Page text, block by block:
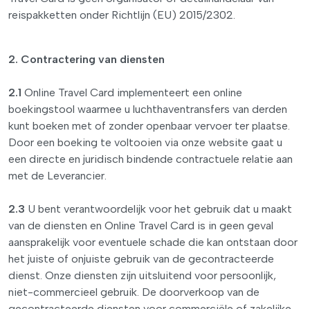
reispakketten onder Richtlijn (EU) 2015/2302.
2. Contractering van diensten
2.1 Online Travel Card implementeert een online
boekingstool waarmee u luchthaventransfers van derden
kunt boeken met of zonder openbaar vervoer ter plaatse.
Door een boeking te voltooien via onze website gaat u
een directe en juridisch bindende contractuele relatie aan
met de Leverancier.
2.3 U bent verantwoordelijk voor het gebruik dat u maakt
van de diensten en Online Travel Card is in geen geval
aansprakelijk voor eventuele schade die kan ontstaan door
het juiste of onjuiste gebruik van de gecontracteerde
dienst. Onze diensten zijn uitsluitend voor persoonlijk,
niet-commercieel gebruik. De doorverkoop van de